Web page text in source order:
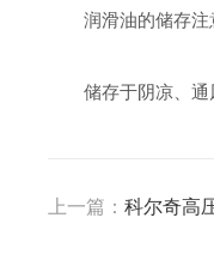
润滑油的储存注
储存于阴凉、通风
上一篇：科尔奇高